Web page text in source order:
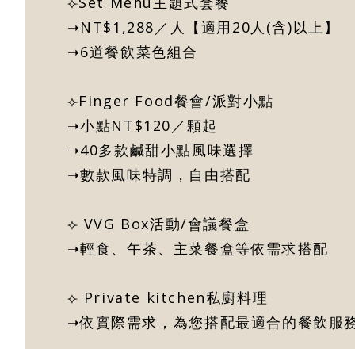
➝NT$1,288／人【適用20人(含)以上】
➝6道餐飲菜色組合
⟣Finger Food餐會/派對小點
➝小點NT$120／顆起
➝40多款鹹甜小點風味選擇
➝數款風味特調，自由搭配
⟣ VVG Box活動/會議餐盒
➝輕食、午茶、主菜餐盒等依需求搭配
⟣ Private kitchen私廚料理
➝依實際需求，為您搭配最適合的餐飲服